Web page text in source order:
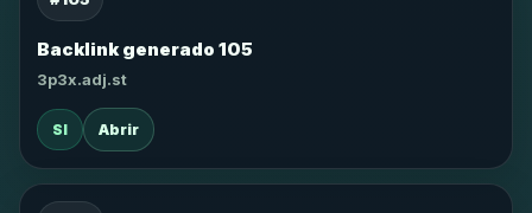
Backlink generado 105
3p3x.adj.st
SI Abrir